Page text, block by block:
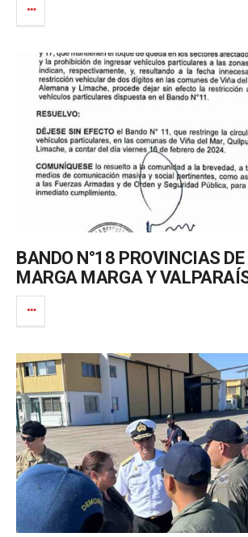
BANDO N°18 PROVINCIAS DE
MARGA MARGA Y